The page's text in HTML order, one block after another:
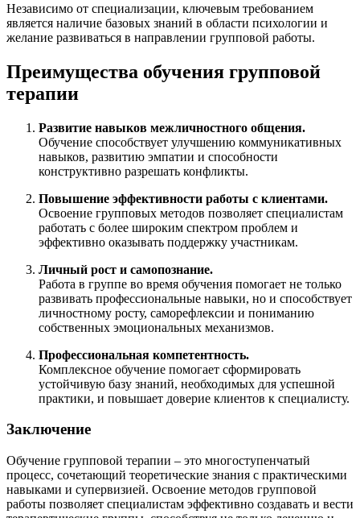
Независимо от специализации, ключевым требованием
является наличие базовых знаний в области психологии и
желание развиваться в направлении групповой работы.
Преимущества обучения групповой
терапии
Развитие навыков межличностного общения.
Обучение способствует улучшению коммуникативных
навыков, развитию эмпатии и способности
конструктивно разрешать конфликты.
Повышение эффективности работы с клиентами.
Освоение групповых методов позволяет специалистам
работать с более широким спектром проблем и
эффективно оказывать поддержку участникам.
Личный рост и самопознание.
Работа в группе во время обучения помогает не только
развивать профессиональные навыки, но и способствует
личностному росту, саморефлексии и пониманию
собственных эмоциональных механизмов.
Профессиональная компетентность.
Комплексное обучение помогает сформировать
устойчивую базу знаний, необходимых для успешной
практики, и повышает доверие клиентов к специалисту.
Заключение
Обучение групповой терапии – это многоступенчатый
процесс, сочетающий теоретические знания с практическими
навыками и супервизией. Освоение методов групповой
работы позволяет специалистам эффективно создавать и вести